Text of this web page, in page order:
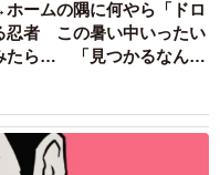
ベル」
猫とパパ、偶然生まれた
教画のよう」と話題 「尊
オンキング」